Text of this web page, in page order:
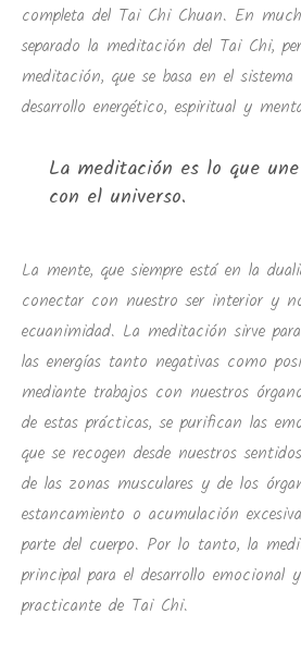
completa del Tai Chi Chuan. En
separado la meditación del Tai Chi,
meditación, que se basa en el
desarrollo energético, espiritual y
La meditación es lo que
con el universo.
La mente, que siempre está en la
conectar con nuestro ser interior y
ecuanimidad. La meditación sirve
las energías tanto negativas como
mediante trabajos con nuestros
de estas prácticas, se purifican las
que se recogen desde nuestros
de las zonas musculares y de los
estancamiento o acumulación
parte del cuerpo. Por lo tanto, la
principal para el desarrollo emocional
practicante de Tai Chi.